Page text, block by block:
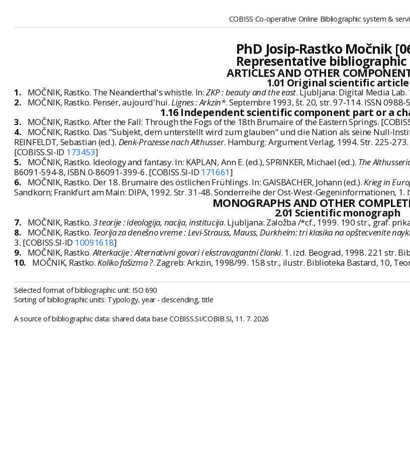
COBISS Co-operative Online Bibliographic system &
PhD Josip-Rastko Močnik
Representative
ARTICLES AND OTHER
1.01 Original scientific article
1. MOČNIK, Rastko. The Neanderthal's whistle. In:ZKP : beauty and the east. Ljubljana: Digital Media Lab.
2.
MOČNIK, Rastko. Penser, aujourd'hui.Lignes : Arkzin*. Septembre 1993, št. 20, str. 97-114. ISSN 0988-
1.16 Independent scientific component part or a
3. MOČNIK, Rastko. After the Fall: Through the Fogs of the 18th Brumaire of the Eastern Springs.
4.
MOČNIK, Rastko. Das "Subjekt, dem unterstellt wird zum glauben" und die Nation als seine Null-
REINFELDT, Sebastian (ed.). Denk-Prozesse nach Althusser. Hamburg: Argument Verlag, 1994. Str. 225-
[COBISS.SI-ID 173453]
5.
MOČNIK, Rastko. Ideology and fantasy. In: KAPLAN, Ann E. (ed.), SPRINKER, Michael (ed.). The
86091-594-8, ISBN 0-86091-399-6. [COBISS.SI-ID 171661]
6.
MOČNIK, Rastko. Der 18. Brumaire des östlichen Frühlings. In: GAISBACHER, Johann (ed.).Krieg in
Sandkorn; Frankfurt am Main: DIPA, 1992. Str. 31-48. Sonderreihe der Ost-West-Gegeninformationen, 1.
MONOGRAPHS AND OTHER
2.01 Scientific monograph
7. MOČNIK, Rastko. 3 teorije : ideologija, nacija, institucija. Ljubljana: Založba /*cf., 1999. 190 str., graf.
8.
MOČNIK, Rastko. Teorija za denešno vreme : Levi-Strauss, Mauss, Durkheim: tri klasika na opštecvenite
3. [COBISS.SI-ID 10091618]
9.
MOČNIK, Rastko.Alterkacije : Alternativni govori i ekstravagantni članki. 1. izd. Beograd, 1998. 221 str.
10.
MOČNIK, Rastko.Koliko fašizma ?. Zagreb: Arkzin, 1998/99. 158 str., ilustr. Biblioteka Bastard, 10,
Selected format of bibliographic unit: ISO 690
Sorting of bibliographic units: Typology, year - descending, title
A source of bibliographic data: shared data base COBISS.SI/COBIB.SI, 11. 7. 2026